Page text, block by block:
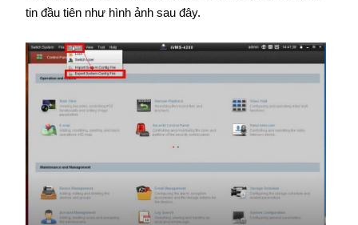
tin đầu tiên như hình ảnh sau đây.